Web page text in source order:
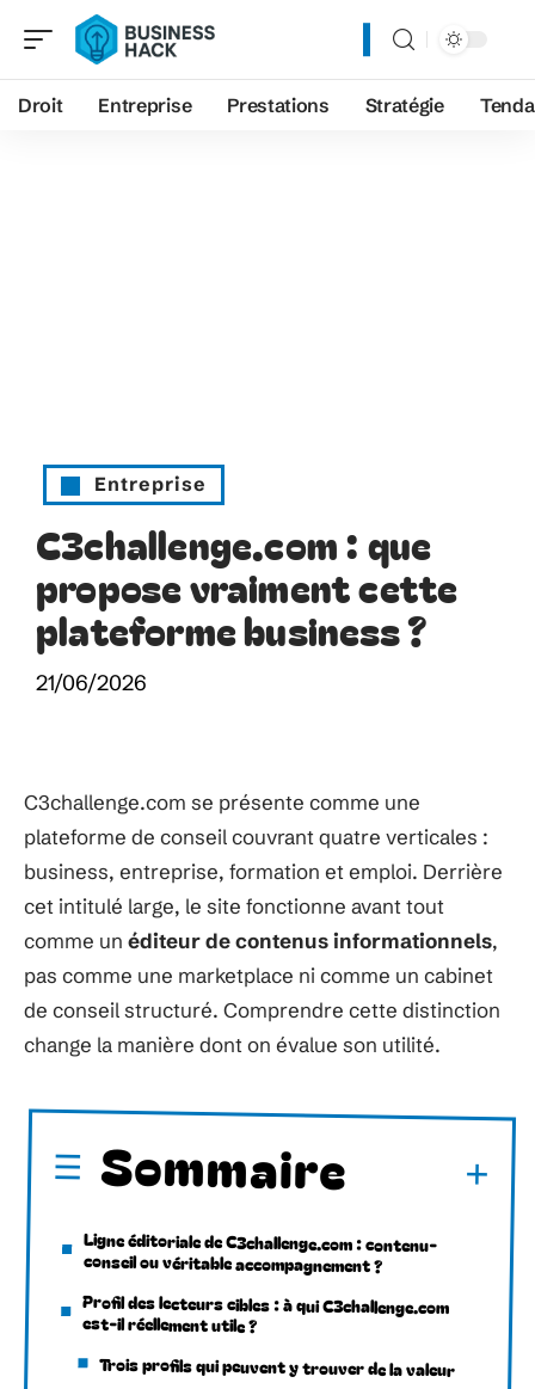
Droit Entreprise Prestations Stratégie
Entreprise
C3challenge.com : que
propose vraiment cette
plateforme business ?
21/06/2026
C3challenge.com se présente comme une
plateforme de conseil couvrant quatre verticales :
business, entreprise, formation et emploi. Derrière
cet intitulé large, le site fonctionne avant tout
comme un éditeur de contenus informationnels,
pas comme une marketplace ni comme un cabinet
de conseil structuré. Comprendre cette distinction
change la manière dont on évalue son utilité.
Sommaire
Ligne éditoriale de C3challenge.com : contenu-
conseil ou véritable accompagnement ?
Profil des lecteurs cibles : à qui C3challenge.com
est-il réellement utile ?
Trois profils qui peuvent y trouver de la valeur